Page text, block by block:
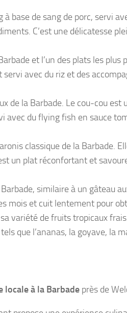
à base de sang de porc, servi
C’est une délicatesse
et l’un des plats les
avec du riz et des
de la Barbade. Le cou-cou
avec du flying fish en sauce
classique de la Barbade.
un plat réconfortant et
similaire à un gâteau
mois et cuit lentement pour
variété de fruits tropicaux
que l’ananas, la goyave, la
locale à la Barbade près de